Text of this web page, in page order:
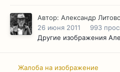
Автор: Александр
26 июня 2011
993
Другие изображения
Жалоба на изображение